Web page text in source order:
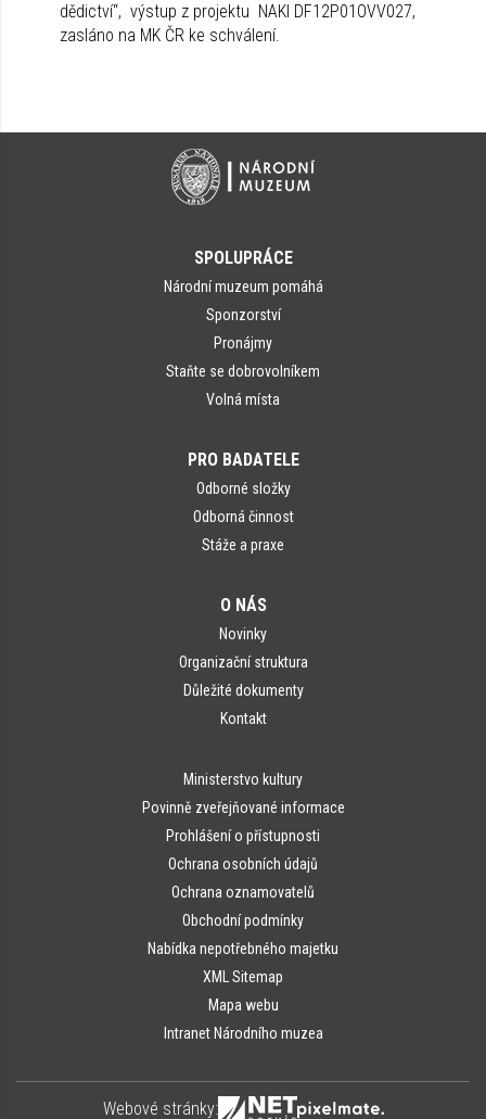
dědictví“, výstup z projektu NAKI DF12P01OVV027,
zasláno na MK ČR ke schválení.
SPOLUPRÁCE
Národní muzeum pomáhá
Sponzorství
Pronájmy
Staňte se dobrovolníkem
Volná místa
PRO BADATELE
Odborné složky
Odborná činnost
Stáže a praxe
O NÁS
Novinky
Organizační struktura
Důležité dokumenty
Kontakt
Ministerstvo kultury
Povinně zveřejňované informace
Prohlášení o přístupnosti
Ochrana osobních údajů
Ochrana oznamovatelů
Obchodní podmínky
Nabídka nepotřebného majetku
XML Sitemap
Mapa webu
Intranet Národního muzea
Webové stránky: